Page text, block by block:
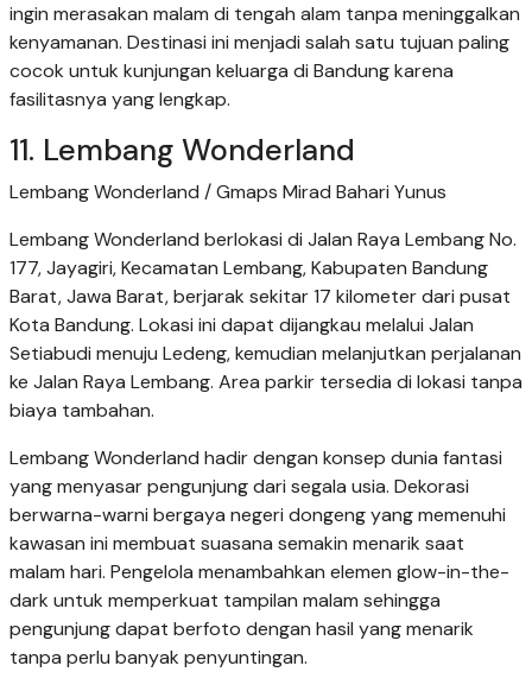
ingin merasakan malam di tengah alam tanpa meninggalkan
kenyamanan. Destinasi ini menjadi salah satu tujuan paling
cocok untuk kunjungan keluarga di Bandung karena
fasilitasnya yang lengkap.
11. Lembang Wonderland
Lembang Wonderland / Gmaps Mirad Bahari Yunus
Lembang Wonderland berlokasi di Jalan Raya Lembang No.
177, Jayagiri, Kecamatan Lembang, Kabupaten Bandung
Barat, Jawa Barat, berjarak sekitar 17 kilometer dari pusat
Kota Bandung. Lokasi ini dapat dijangkau melalui Jalan
Setiabudi menuju Ledeng, kemudian melanjutkan perjalanan
ke Jalan Raya Lembang. Area parkir tersedia di lokasi tanpa
biaya tambahan.
Lembang Wonderland hadir dengan konsep dunia fantasi
yang menyasar pengunjung dari segala usia. Dekorasi
berwarna-warni bergaya negeri dongeng yang memenuhi
kawasan ini membuat suasana semakin menarik saat
malam hari. Pengelola menambahkan elemen glow-in-the-
dark untuk memperkuat tampilan malam sehingga
pengunjung dapat berfoto dengan hasil yang menarik
tanpa perlu banyak penyuntingan.